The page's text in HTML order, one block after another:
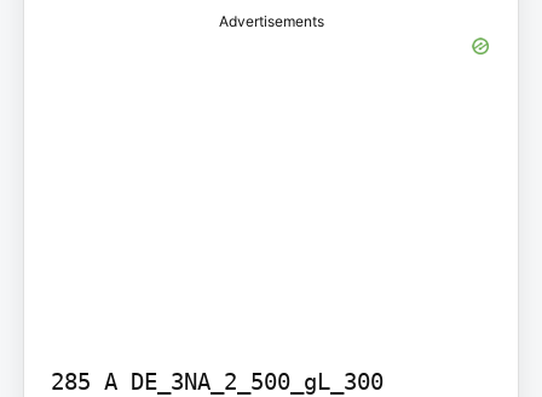
Advertisements
285 A DE_3NA_2_500_gL_300